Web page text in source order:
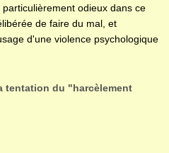
odieux dans ce
de faire du mal, et
d'une violence psychologique
tentation du "harcèlement